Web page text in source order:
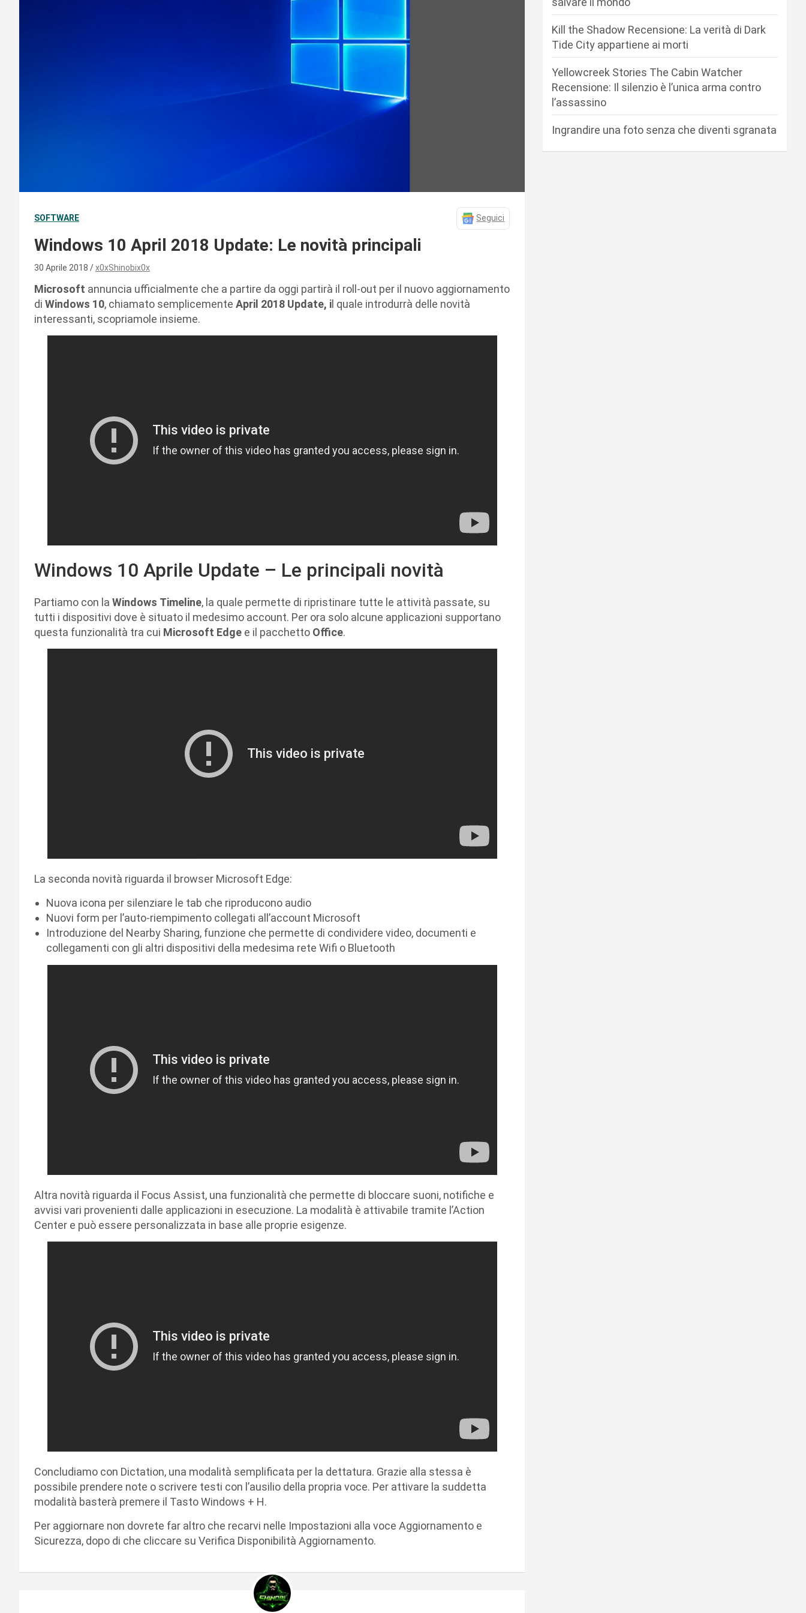
SOFTWARE Seguici
Windows 10 April 2018 Update: Le novità principali
30 Aprile 2018 x0xShinobix0x
Microsoft annuncia ufficialmente che a partire da oggi partirà il roll-out per il nuovo aggiornamento
di Windows 10, chiamato semplicemente April 2018 Update, i l quale introdurrà delle novità
interessanti, scopriamole insieme.
Windows 10 Aprile Update – Le principali novità
Partiamo con la Windows Timeline, la quale permette di ripristinare tutte le attività passate, su
tutti i dispositivi dove è situato il medesimo account. Per ora solo alcune applicazioni supportano
questa funzionalità tra cui Microsoft Edge e il pacchetto Office.
La seconda novità riguarda il browser Microsoft Edge:
Nuova icona per silenziare le tab che riproducono audio
Nuovi form per l’auto-riempimento collegati all’account Microsoft
Introduzione del Nearby Sharing, funzione che permette di condividere video, documenti e
collegamenti con gli altri dispositivi della medesima rete Wifi o Bluetooth
Altra novità riguarda il Focus Assist, una funzionalità che permette di bloccare suoni, notifiche e
avvisi vari provenienti dalle applicazioni in esecuzione. La modalità è attivabile tramite l’Action
Center e può essere personalizzata in base alle proprie esigenze.
Concludiamo con Dictation, una modalità semplificata per la dettatura. Grazie alla stessa è
possibile prendere note o scrivere testi con l’ausilio della propria voce. Per attivare la suddetta
modalità basterà premere il Tasto Windows + H.
Per aggiornare non dovrete far altro che recarvi nelle Impostazioni alla voce Aggiornamento e
Sicurezza, dopo di che cliccare su Verifica Disponibilità Aggiornamento.
Kill the Shadow Recensione: La verità di Dark
Tide City appartiene ai morti
Yellowcreek Stories The Cabin Watcher
Recensione: Il silenzio è l’unica arma contro
l’assassino
Ingrandire una foto senza che diventi sgranata